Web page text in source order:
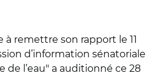
à remettre son rapport le 11
d’information sénatoriale
de l’eau" a auditionné ce 28